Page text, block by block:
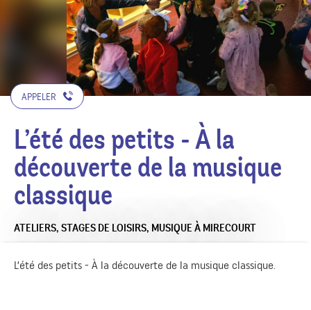
APPELER
L’été des petits - À la
découverte de la musique
classique
ATELIERS, STAGES DE LOISIRS, MUSIQUE À MIRECOURT
L’été des petits - À la découverte de la musique classique.